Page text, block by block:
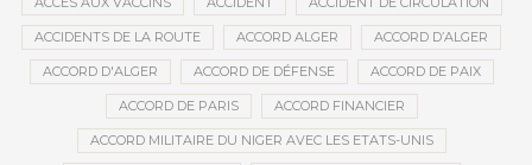
ACCIDENTS DE LA ROUTE ACCORD ALGER ACCORD D’ALGER
ACCORD D'ALGER ACCORD DE DÉFENSE ACCORD DE PAIX
ACCORD DE PARIS ACCORD FINANCIER
ACCORD MILITAIRE DU NIGER AVEC LES ETATS-UNIS